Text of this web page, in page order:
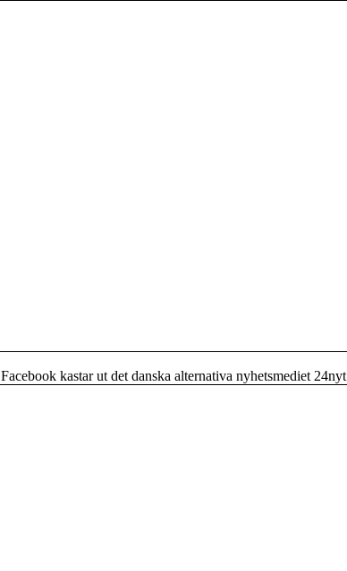
Facebook kastar ut det danska alternativa nyhetsmediet 24nyt